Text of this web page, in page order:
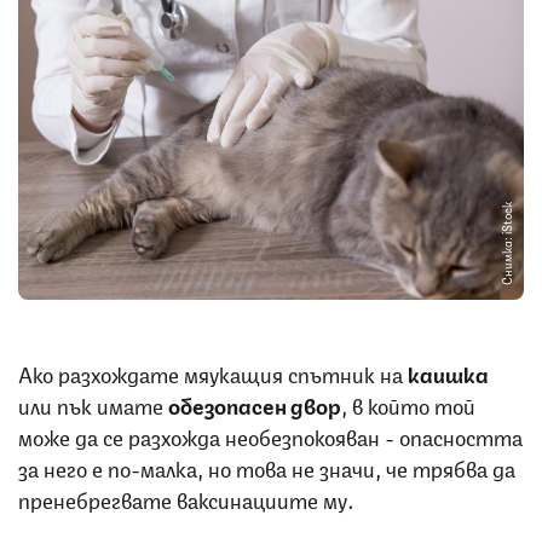
Снимка: iStock
Ако разхождате мяукащия спътник на каишка
или пък иматеобезопасен двор , в който той
може да се разхожда необезпокояван - опасността
за него е по-малка, но това не значи, че трябва да
пренебрегвате ваксинациите му.